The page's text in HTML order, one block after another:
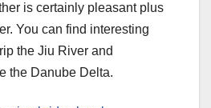
is certainly pleasant plus
You can find interesting
the Jiu River and
the Danube Delta.